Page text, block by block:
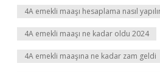
4A emekli maaşı hesaplama nasıl
4A emekli maaşı ne kadar oldu 2024
4A emekli maaşına ne kadar zam geldi